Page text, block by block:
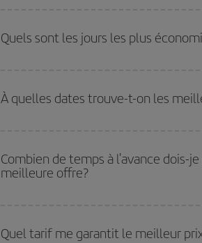
restant flexible sur les dates et les horaires de
Quels sont les jours les plus
vous partez, où vous voulez aller et à quelles
mais également pour les jours proches
À quelles dates trouve-t-on les
et des vacances scolaires sont en haute
pourrez bénéficier des meilleurs prix.
Combien de temps à l'avance dois-
meilleure offre?
plus économiques (touristiques). Par
Quel tarif me garantit le meilleur